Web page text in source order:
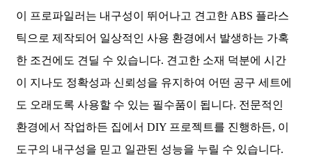
이 프로파일러는 내구성이 뛰어나고 견고한 ABS 플라스
틱으로 제작되어 일상적인 사용 환경에서 발생하는 가혹
한 조건에도 견딜 수 있습니다. 견고한 소재 덕분에 시간
이 지나도 정확성과 신뢰성을 유지하여 어떤 공구 세트에
도 오래도록 사용할 수 있는 필수품이 됩니다. 전문적인
환경에서 작업하든 집에서 DIY 프로젝트를 진행하든, 이
도구의 내구성을 믿고 일관된 성능을 누릴 수 있습니다.